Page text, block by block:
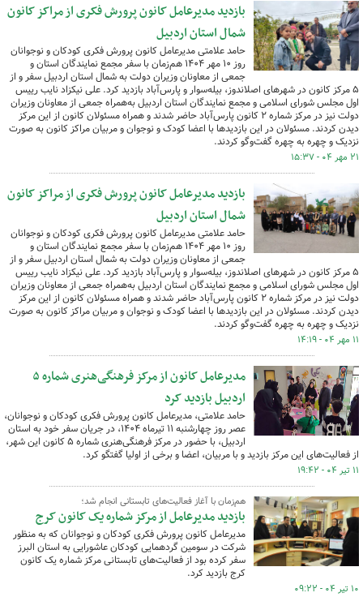
بازدید مدیرعامل کانون پرورش فکری از مراکز کانون
شمال استان اردبیل
حامد علامتی مدیرعامل کانون پرورش فکری کودکان و نوجوانان
روز ۱۰ مهر ۱۴۰۴ هم‌زمان با سفر مجمع نمایندگان استان و
جمعی از معاونان وزیران دولت به شمال استان اردبیل سفر و از
۵ مرکز کانون در شهرهای اصلاندوز، بیله‌سوار و پارس‌آباد بازدید کرد. علی نیکزاد نایب رییس
اول مجلس شورای اسلامی و مجمع نمایندگان استان اردبیل به‌همراه جمعی از معاونان وزیران
دولت نیز در مرکز شماره ۲ کانون پارس‌آباد حاضر شدند و همراه مسئولان کانون از این مرکز
دیدن کردند. مسئولان در این بازدیدها با اعضا کودک و نوجوان و مربیان مراکز کانون به صورت
نزدیک و چهره به چهره گفت‌وگو کردند.
۲۱ مهر ۰۴ - ۱۵:۳۷
بازدید مدیرعامل کانون پرورش فکری از مراکز کانون
شمال استان اردبیل
حامد علامتی مدیرعامل کانون پرورش فکری کودکان و نوجوانان
روز ۱۰ مهر ۱۴۰۴ هم‌زمان با سفر مجمع نمایندگان استان و
جمعی از معاونان وزیران دولت به شمال استان اردبیل سفر و از
۵ مرکز کانون در شهرهای اصلاندوز، بیله‌سوار و پارس‌آباد بازدید کرد. علی نیکزاد نایب رییس
اول مجلس شورای اسلامی و مجمع نمایندگان استان اردبیل به‌همراه جمعی از معاونان وزیران
دولت نیز در مرکز شماره ۲ کانون پارس‌آباد حاضر شدند و همراه مسئولان کانون از این مرکز
دیدن کردند. مسئولان در این بازدیدها با اعضا کودک و نوجوان و مربیان مراکز کانون به صورت
نزدیک و چهره به چهره گفت‌وگو کردند.
۱۱ مهر ۰۴ - ۱۴:۱۹
مدیرعامل کانون از مرکز فرهنگی‌هنری شماره ۵
اردبیل بازدید کرد
حامد علامتی، مدیرعامل کانون پرورش فکری کودکان و نوجوانان،
عصر روز چهارشنبه ۱۱ تیرماه ۱۴۰۴، در جریان سفر خود به استان
اردبیل، با حضور در مرکز فرهنگی‌هنری شماره ۵ کانون این شهر،
از فعالیت‌های این مرکز بازدید و با مربیان، اعضا و برخی از اولیا گفتگو کرد.
۱۱ تیر ۰۴ - ۱۹:۴۲
هم‌زمان با آغاز فعالیت‌های تابستانی انجام شد؛
بازدید مدیرعامل از مرکز شماره یک کانون کرج
مدیرعامل کانون پرورش فکری کودکان و نوجوانان که به منظور
شرکت در سومین گردهمایی کودکان عاشورایی به استان البرز
سفر کرده بود از فعالیت‌های تابستانی مرکز شماره یک کانون
کرج بازدید کرد.
۱۰ تیر ۰۴ - ۰۹:۲۲